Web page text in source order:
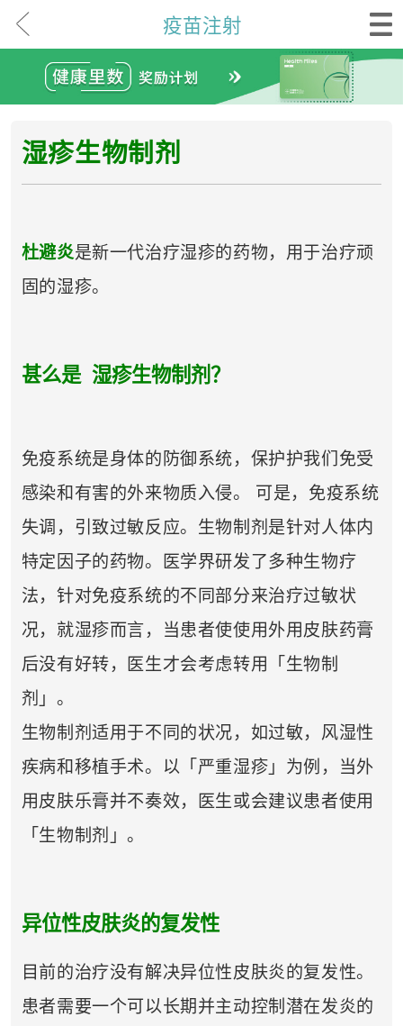
疫苗注射
湿疹生物制剂
杜避炎是新一代治疗湿疹的药物，用于治疗顽
固的湿疹。
甚么是 湿疹生物制剂？
免疫系统是身体的防御系统，保护护我们免受
感染和有害的外来物质入侵。 可是，免疫系统
失调，引致过敏反应。生物制剂是针对人体内
特定因子的药物。医学界研发了多种生物疗
法，针对免疫系统的不同部分来治疗过敏状
况，就湿疹而言，当患者使使用外用皮肤药膏
后没有好转，医生才会考虑转用「生物制
剂」。
生物制剂适用于不同的状况，如过敏，风湿性
疾病和移植手术。以「严重湿疹」为例，当外
用皮肤乐膏并不奏效，医生或会建议患者使用
「生物制剂」。
异位性皮肤炎的复发性
目前的治疗没有解决异位性皮肤炎的复发性。
患者需要一个可以长期并主动控制潜在发炎的